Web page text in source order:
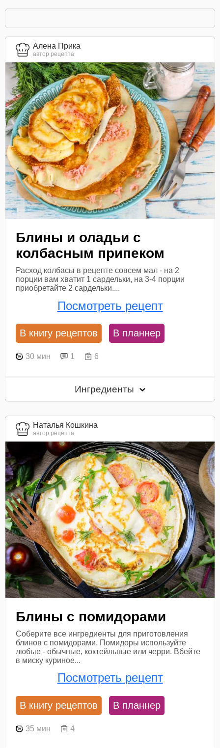
Алена Прика
автор рецепта
Блины и оладьи с
колбасным припеком
Расход колбасы в рецепте совсем мал - на 2
порции вам хватит 1 сардельки, на 3-4 порции
приобретайте 2 сардельки....
Посмотреть рецепт
В книгу рецептов В планнер
30 мин 1 6
Ингредиенты
Наталья Кошкина
автор рецепта
Блины с помидорами
Соберите все ингредиенты для приготовления
блинов с помидорами. Помидоры используйте
любые - обычные, коктейльные или черри. Вбейте
в миску куриное...
Посмотреть рецепт
В книгу рецептов В планнер
35 мин 4